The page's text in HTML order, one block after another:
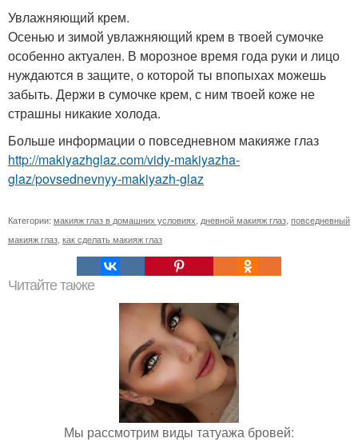
Увлажняющий крем.
Осенью и зимой увлажняющий крем в твоей сумочке
особенно актуален. В морозное время года руки и лицо
нуждаются в защите, о которой ты впопыхах можешь
забыть. Держи в сумочке крем, с ним твоей коже не
страшны никакие холода.
Больше информации о повседневном макияже глаз
http://makiyazhglaz.com/vidy-makiyazha-
glaz/povsednevnyy-makiyazh-glaz
Категории: макияж глаз в домашних условиях дневной макияж глаз повседневный
макияж глаз как сделать макияж глаз
Читайте также
Мы рассмотрим виды татуажа бровей: